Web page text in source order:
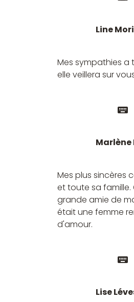
Line
Mes sympathies a
elle veillera sur
Mes plus sincères
et toute sa
grande amie de
était une femme
d'amour.
Lise